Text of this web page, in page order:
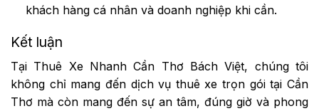
khách hàng cá nhân và doanh nghiệp khi cần.
Kết luận
Tại Thuê Xe Nhanh Cần Thơ Bách Việt, chúng tôi
không chỉ mang đến dịch vụ thuê xe trọn gói tại Cần
Thơ mà còn mang đến sự an tâm, đúng giờ và phong